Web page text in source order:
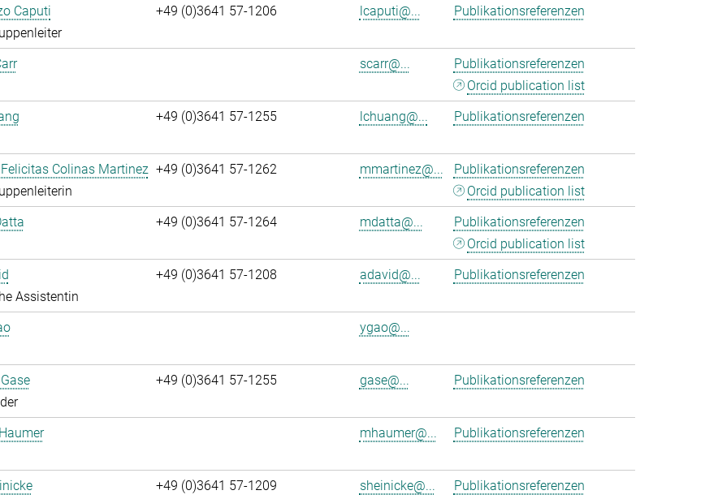
Caputi
+49 (0)3641 57-1206 lcaputi@... Publikationsreferenzen
scarr@...
Publikationsreferenzen
Orcid publication list
+49 (0)3641 57-1255 lchuang@... Publikationsreferenzen
Colinas Martinez +49 (0)3641 57-1262 mmartinez@...
Publikationsreferenzen
Orcid publication list
+49 (0)3641 57-1264 mdatta@...
Publikationsreferenzen
Orcid publication list
Assistentin
+49 (0)3641 57-1208 adavid@... Publikationsreferenzen
ygao@...
+49 (0)3641 57-1255 gase@... Publikationsreferenzen
mhaumer@... Publikationsreferenzen
+49 (0)3641 57-1209 sheinicke@... Publikationsreferenzen